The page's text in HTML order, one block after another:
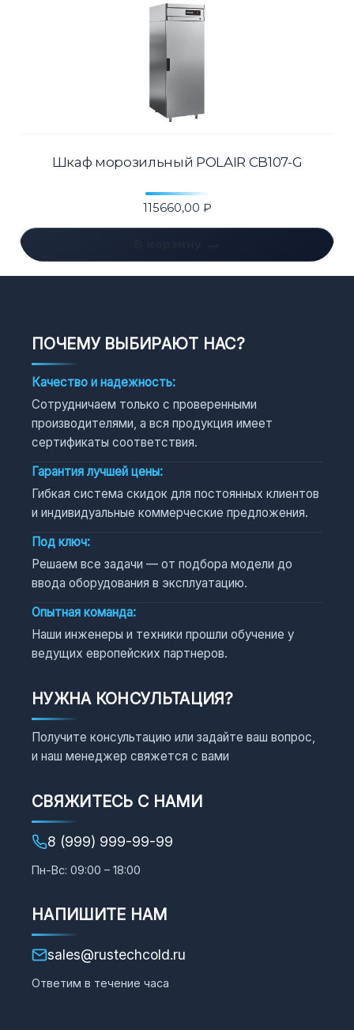
Шкаф морозильный POLAIR CB107-G
115660,00 ₽
ПОЧЕМУ ВЫБИРАЮТ НАС?
Качество и надежность:
Сотрудничаем только с проверенными
производителями, а вся продукция имеет
сертификаты соответствия.
Гарантия лучшей цены:
Гибкая система скидок для постоянных клиентов
и индивидуальные коммерческие предложения.
Под ключ:
Решаем все задачи — от подбора модели до
ввода оборудования в эксплуатацию.
Опытная команда:
Наши инженеры и техники прошли обучение у
ведущих европейских партнеров.
НУЖНА КОНСУЛЬТАЦИЯ?
Получите консультацию или задайте ваш вопрос,
и наш менеджер свяжется с вами
СВЯЖИТЕСЬ С НАМИ
8 (999) 999-99-99
Пн-Вс: 09:00 – 18:00
НАПИШИТЕ НАМ
sales@rustechcold.ru
Ответим в течение часа